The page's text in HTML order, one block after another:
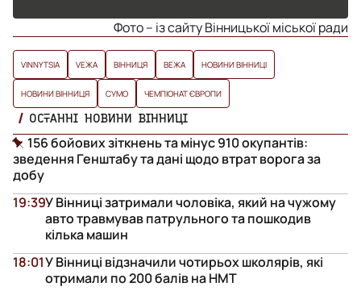
Фото – із сайту Вінницької міської ради
VINNYTSIA VЕЖА ВІННИЦЯ ВЕЖА НОВИНИ ВІННИЦІ
НОВИНИ ВІННИЦЯ СУМО ЧЕМПІОНАТ ЄВРОПИ
ОСТАННІ НОВИНИ ВІННИЦІ
156 бойових зіткнень та мінус 910 окупантів:
зведення Генштабу та дані щодо втрат ворога за
добу
У Вінниці затримали чоловіка, який на чужому
авто травмував патрульного та пошкодив
кілька машин
19:39
У Вінниці відзначили чотирьох школярів, які
отримали по 200 балів на НМТ
18:01